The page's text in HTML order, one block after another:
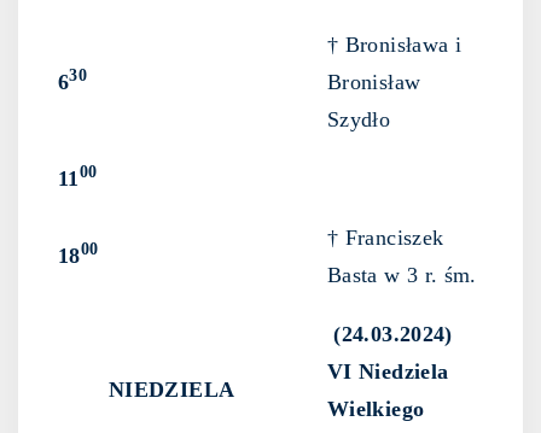
630
† Bronisława i
Bronisław
Szydło
1100
1800
† Franciszek
Basta w 3 r. śm.
NIEDZIELA
(24.03.2024)
VI Niedziela
Wielkiego